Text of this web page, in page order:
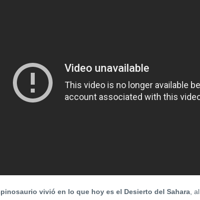
vivió en lo que hoy es el Desierto del Sahara ,